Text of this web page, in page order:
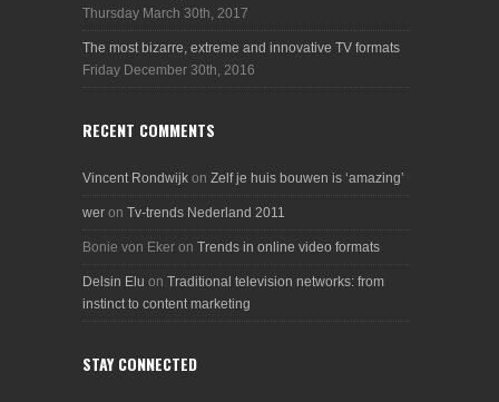
Thursday March 30th, 2017
The most bizarre, extreme and innovative TV formats
Friday December 30th, 2016
RECENT COMMENTS
Vincent Rondwijk on Zelf je huis bouwen is ‘amazing’
wer on Tv-trends Nederland 2011
Bonie von Eker on Trends in online video formats
Delsin Elu on Traditional television networks: from
instinct to content marketing
STAY CONNECTED